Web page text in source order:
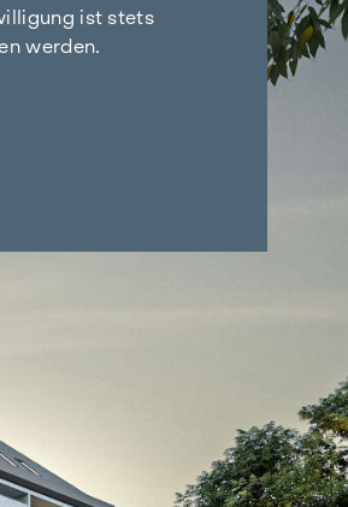
ist stets
werden.